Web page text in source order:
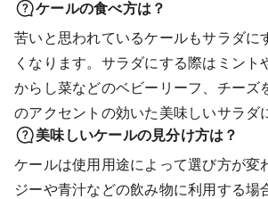
ケールの食べ方は？
苦いと思われているケールもサラダに
くなります。サラダにする際はミント
からし菜などのベビーリーフ、チーズ
のアクセントの効いた美味しいサラダ
美味しいケールの見分け方は？
ケールは使用用途によって選び方が変
ジーや青汁などの飲み物に利用する場